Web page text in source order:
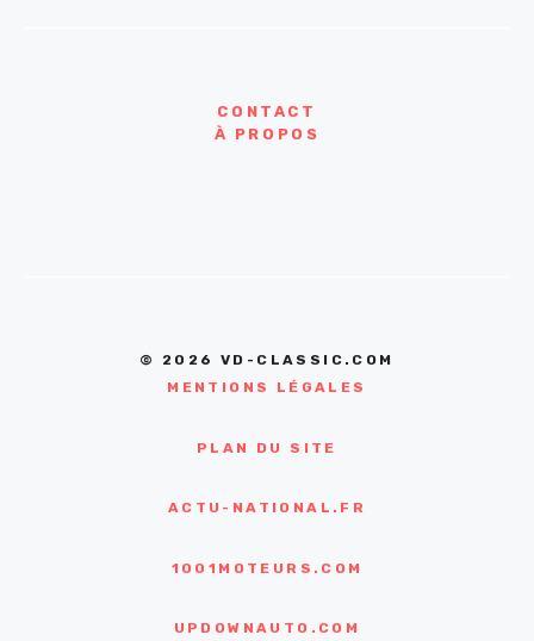
CONTACT
À PROPOS
© 2026 VD-CLASSIC.COM
MENTIONS LÉGALES
PLAN DU SITE
ACTU-NATIONAL.FR
1001MOTEURS.COM
UPDOWNAUTO.COM